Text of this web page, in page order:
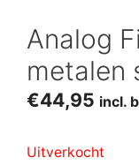
Analog
metalen
€44,95 incl.
Uitverkocht